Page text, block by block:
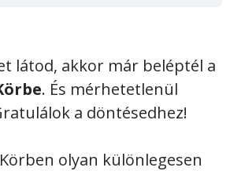
látod, akkor már beléptél a
. És mérhetetlenül
a döntésedhez!
olyan különlegesen